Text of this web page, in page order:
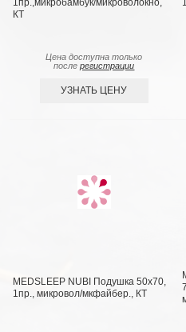
КТ
Цена доступна только
послерегистрации
УЗНАТЬ ЦЕНУ
MEDSLEEP NUBI Подушка 50х70,
1пр., микровол/мкфайбер., КТ